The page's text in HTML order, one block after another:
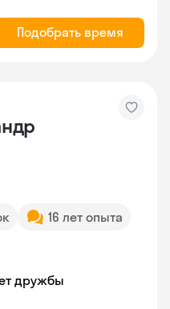
Подобрать время
16 лет опыта
дружбы